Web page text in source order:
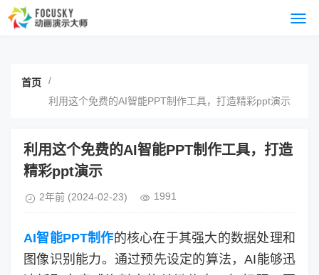
首页
/
利用这个免费的AI智能PPT制作工具，打造精彩ppt演示
利用这个免费的AI智能PPT制作工具，打造
精彩ppt演示
2年前 (2024-02-23) 1991
AI智能PPT制作的核心在于其强大的数据处理和
图像识别能力。通过预先设定的算法，AI能够迅